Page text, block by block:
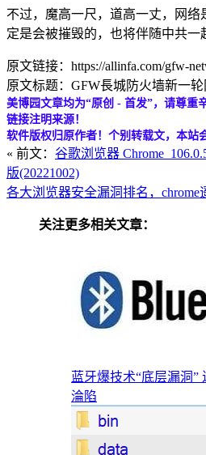
不过，魔高一尺，道高一丈，网
定是会被摧毁的，也将伴随中共一
原文链接：https://allinfa.com/gfw-
原文标题：GFW長城防火墙新一
美博园文章均为“原创 - 首发”，请尊重
链接注明来源！
软件版权归原作者！个别转载文，本站
« 前文： 谷歌浏览器
版(20221002)
各大浏览器安全漏洞排名，chrome
关注更多相关文章：
蓝牙爆技术“底层漏洞
淪陷